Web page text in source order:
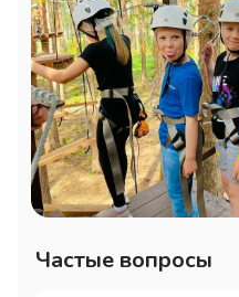
К услугам гостей
уровней
Зеленый уровень -
ростом от 120 см.
Желтый уровень -
8 лет и ростом от
Красный уровень -
А также: детская
Частые вопросы